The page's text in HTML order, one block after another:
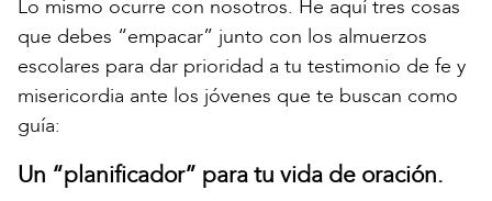
Lo mismo ocurre con nosotros. He aquí tres cosas
que debes “empacar” junto con los almuerzos
escolares para dar prioridad a tu testimonio de fe y
misericordia ante los jóvenes que te buscan como
guía:
Un “planificador” para tu vida de oración.